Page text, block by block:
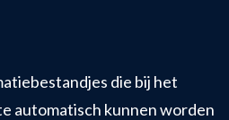
die bij het
automatisch kunnen worden